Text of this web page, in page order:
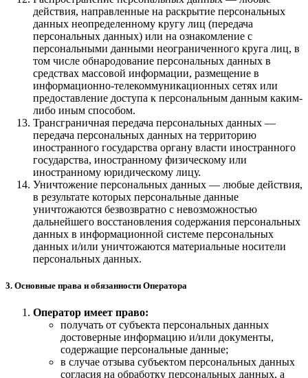
действия, направленные на раскрытие персональных
данных неопределенному кругу лиц (передача
персональных данных) или на ознакомление с
персональными данными неограниченного круга лиц, в
том числе обнародование персональных данных в
средствах массовой информации, размещение в
информационно-телекоммуникационных сетях или
предоставление доступа к персональным данным каким-
либо иным способом.
Трансграничная передача персональных данных —
передача персональных данных на территорию
иностранного государства органу власти иностранного
государства, иностранному физическому или
иностранному юридическому лицу.
Уничтожение персональных данных — любые действия,
в результате которых персональные данные
уничтожаются безвозвратно с невозможностью
дальнейшего восстановления содержания персональных
данных в информационной системе персональных
данных и/или уничтожаются материальные носители
персональных данных.
3. Основные права и обязанности Оператора
Оператор имеет право:
получать от субъекта персональных данных
достоверные информацию и/или документы,
содержащие персональные данные;
в случае отзыва субъектом персональных данных
согласия на обработку персональных данных, а